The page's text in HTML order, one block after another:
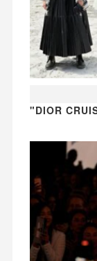
"DIOR